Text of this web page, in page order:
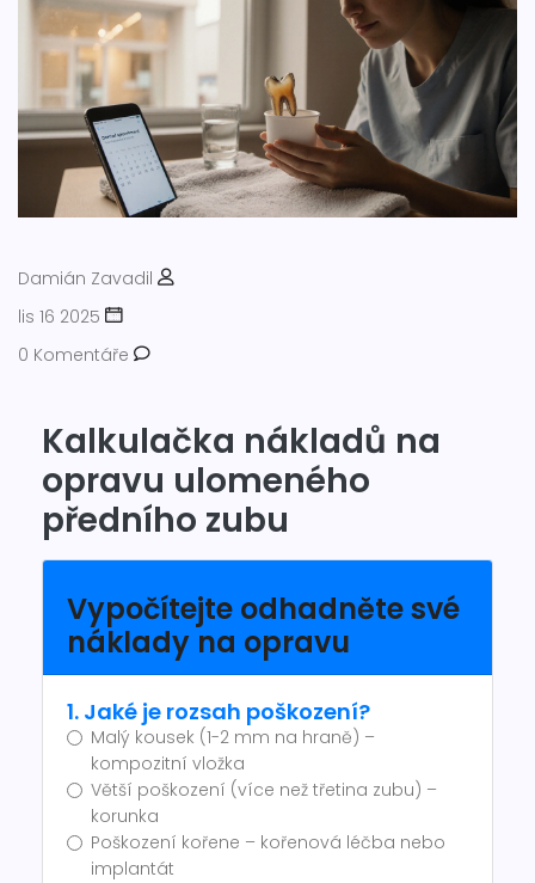
Damián Zavadil
lis 16 2025
0 Komentáře
Kalkulačka nákladů na
opravu ulomeného
předního zubu
Vypočítejte odhadněte své
náklady na opravu
1. Jaké je rozsah poškození?
Malý kousek (1-2 mm na hraně) –
kompozitní vložka
Větší poškození (více než třetina zubu) –
korunka
Poškození kořene – kořenová léčba nebo
implantát